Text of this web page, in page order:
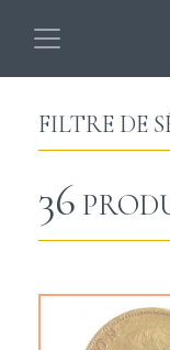
FILTRE DE
36